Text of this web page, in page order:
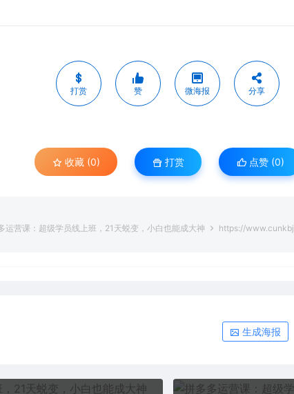
打赏 赞 微海报 分享
收藏 (0) 打赏 点赞 (0)
运营课：超级学员线上班，21天蜕变，小白也能成大神 https://
生成海报